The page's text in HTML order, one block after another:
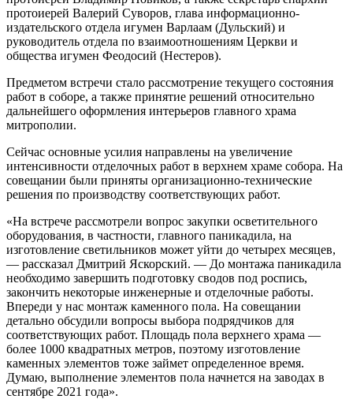
протоиерей Валерий Суворов, глава информационно-
издательского отдела игумен Варлаам (Дульский) и
руководитель отдела по взаимоотношениям Церкви и
общества игумен Феодосий (Нестеров).
Предметом встречи стало рассмотрение текущего состояния
работ в соборе, а также принятие решений относительно
дальнейшего оформления интерьеров главного храма
митрополии.
Сейчас основные усилия направлены на увеличение
интенсивности отделочных работ в верхнем храме собора. На
совещании были приняты организационно-технические
решения по производству соответствующих работ.
«На встрече рассмотрели вопрос закупки осветительного
оборудования, в частности, главного паникадила, на
изготовление светильников может уйти до четырех месяцев,
— рассказал Дмитрий Яскорский. — До монтажа паникадила
необходимо завершить подготовку сводов под роспись,
закончить некоторые инженерные и отделочные работы.
Впереди у нас монтаж каменного пола. На совещании
детально обсудили вопросы выбора подрядчиков для
соответствующих работ. Площадь пола верхнего храма —
более 1000 квадратных метров, поэтому изготовление
каменных элементов тоже займет определенное время.
Думаю, выполнение элементов пола начнется на заводах в
сентябре 2021 года».